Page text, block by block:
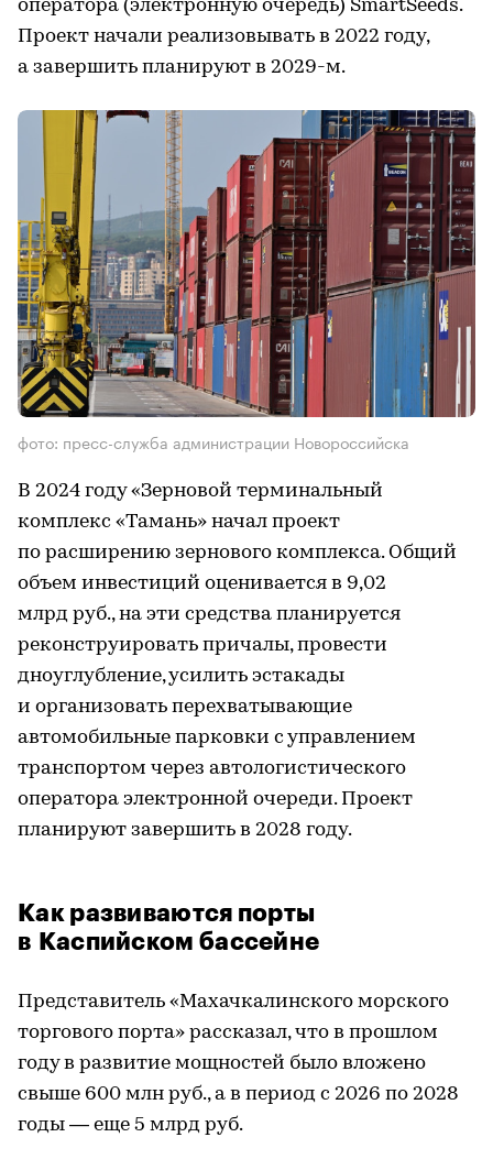
оператора (электронную очередь) SmartSeeds.
Проект начали реализовывать в 2022 году,
а завершить планируют в 2029-м.
фото: пресс-служба администрации Новороссийска
В 2024 году «Зерновой терминальный
комплекс «Тамань» начал проект
по расширению зернового комплекса. Общий
объем инвестиций оценивается в 9,02
млрд руб., на эти средства планируется
реконструировать причалы, провести
дноуглубление, усилить эстакады
и организовать перехватывающие
автомобильные парковки с управлением
транспортом через автологистического
оператора электронной очереди. Проект
планируют завершить в 2028 году.
Как развиваются порты
в Каспийском бассейне
Представитель «Махачкалинского морского
торгового порта» рассказал, что в прошлом
году в развитие мощностей было вложено
свыше 600 млн руб., а в период с 2026 по 2028
годы — еще 5 млрд руб.